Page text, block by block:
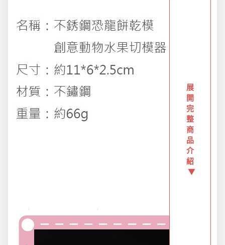
父親節專頁
畢業狂歡季
開學季用品
防颱備品安心準備
展
開
完
整
商
品
介
紹
▼